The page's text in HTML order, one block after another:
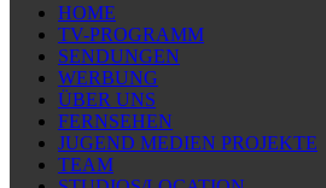
HOME
TV-PROGRAMM
SENDUNGEN
WERBUNG
ÜBER UNS
FERNSEHEN
JUGEND MEDIEN PROJEKTE
TEAM